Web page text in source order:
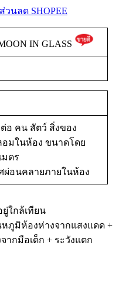
วนลด SHOPEE
IN GLASS
อ คน สัตว์ สิ่งของ
มในห้อง ขนาดโดย
มตร
ผ่อนคลายภายในห้อง
ใกล้เทียน
ภูมิห้องห่างจากแสงแดด +
ากมือเด็ก + ระวังแตก